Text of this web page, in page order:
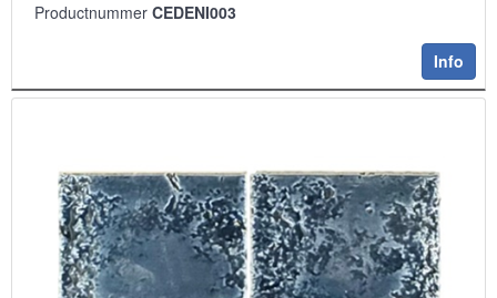
Productnummer CEDENI003
Info